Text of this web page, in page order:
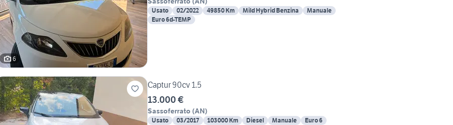
6
Usato 02/2022 49850 Km Mild Hybrid Benzina
Manuale
Euro 6d-TEMP
Captur 90cv 1.5
13.000 €
Sassoferrato (AN)
Usato 03/2017 103000 Km Diesel Manuale Euro 6